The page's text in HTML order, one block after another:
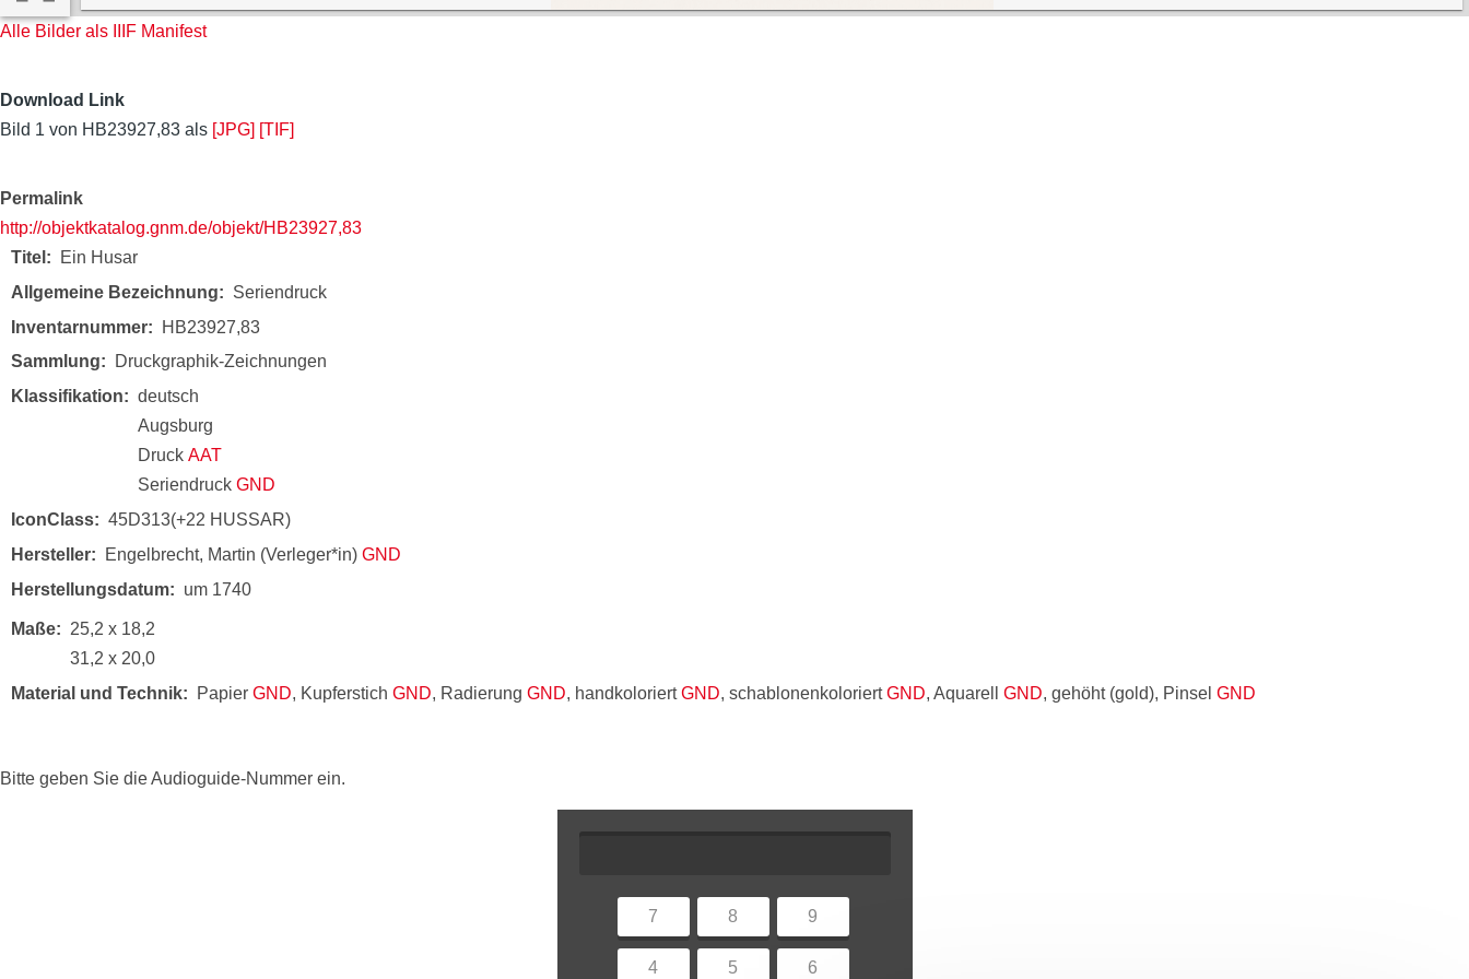
Alle Bilder als IIIF Manifest
Download Link
Bild 1 von HB23927,83 als [JPG] [TIF]
Permalink
http://objektkatalog.gnm.de/objekt/HB23927,83
Titel
Ein Husar
Allgemeine Bezeichnung
Seriendruck
Inventarnummer
HB23927,83
Sammlung
Druckgraphik-Zeichnungen
Klassifikation
deutsch
Augsburg
Druck AAT
Seriendruck GND
IconClass
45D313(+22 HUSSAR)
Hersteller
Engelbrecht, Martin (Verleger*in) GND
Herstellungsdatum
um 1740
Maße
25,2 x 18,2
31,2 x 20,0
Material und Technik
Papier GND, Kupferstich GND, Radierung GND, handkoloriertGND, schablonenkoloriertGND, Aquarell GND, gehöht (gold), Pinsel GND
Bitte geben Sie die Audioguide-Nummer ein.
7 8 9
4 5 6